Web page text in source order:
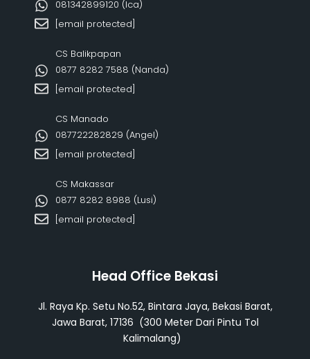
081342899120‬ (Ica)
[email protected]
CS Balikpapan
0877 8282 7588 (Nanda)
[email protected]
CS Manado
087722282829 (Angel)
[email protected]
CS Makassar
0877 8282 8988 (Lusi)
[email protected]
Head Office Bekasi
Jl. Raya Kp. Setu No.52, Bintara Jaya, Bekasi Barat,
Jawa Barat, 17136 (300 Meter Dari Pintu Tol
Kalimalang)